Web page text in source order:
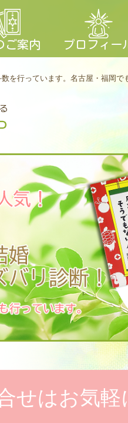
ご案内 プロフィー
を行っています。名古屋・福岡で
せはお気軽